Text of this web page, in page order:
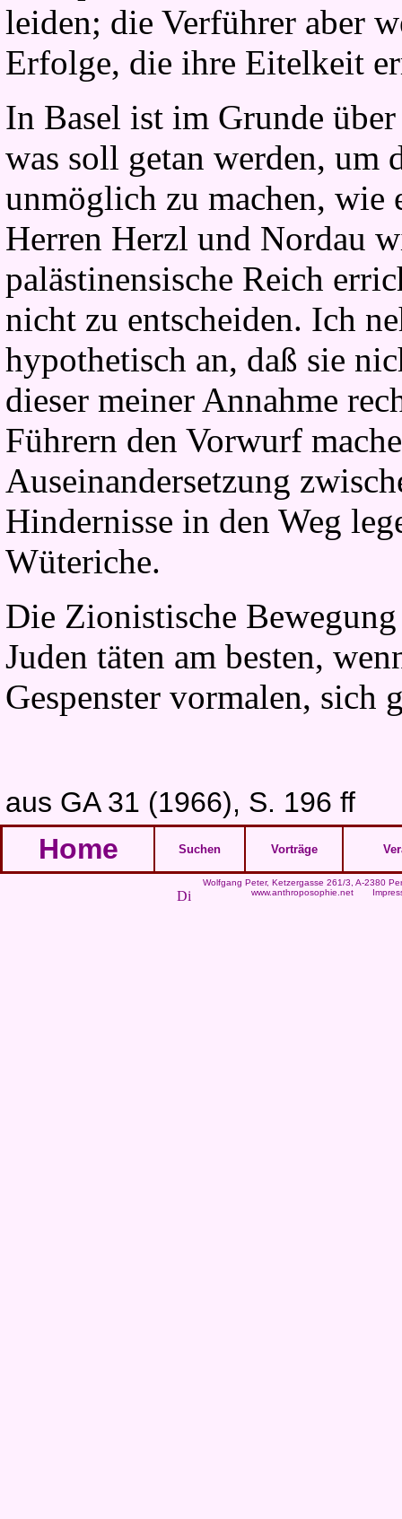
leiden; die Verführer aber
Erfolge, die ihre Eitelkeit
In Basel ist im Grunde
was soll getan werden, um
unmöglich zu machen, wie
Herren Herzl und Nordau
palästinensische Reich
nicht zu entscheiden. Ich
hypothetisch an, daß sie
dieser meiner Annahme
Führern den Vorwurf
Auseinandersetzung
Hindernisse in den Weg
Wüteriche.
Die Zionistische
Juden täten am besten,
Gespenster vormalen, sich
aus GA 31 (1966), S. 196 ff
Home
Suchen Vorträge
Wolfgang Peter, Ketzergasse 261/3, A-2380
www.anthroposophie.net